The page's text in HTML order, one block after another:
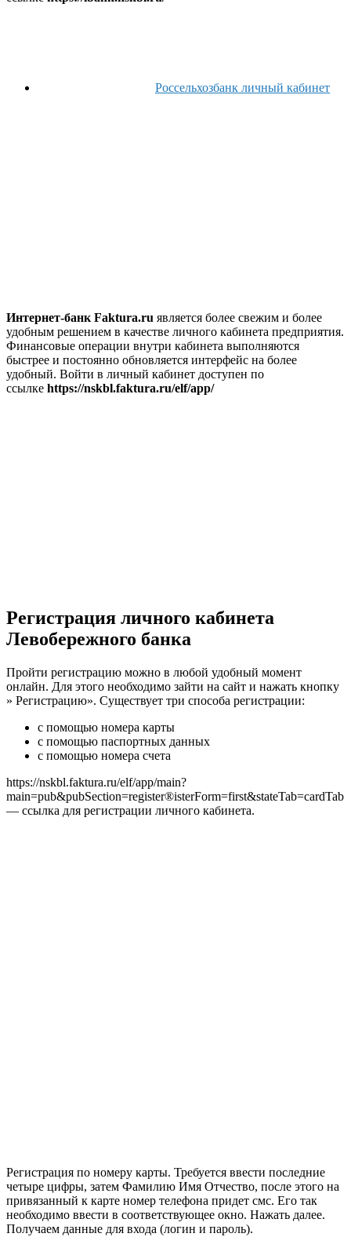
Россельхозбанк личный кабинет
Интернет-банк Faktura.ru является более свежим и более
удобным решением в качестве личного кабинета предприятия.
Финансовые операции внутри кабинета выполняются
быстрее и постоянно обновляется интерфейс на более
удобный. Войти в личный кабинет доступен по
ссылке https://nskbl.faktura.ru/elf/app/
Регистрация личного кабинета
Левобережного банка
Пройти регистрацию можно в любой удобный момент
онлайн. Для этого необходимо зайти на сайт и нажать кнопку
» Регистрацию». Существует три способа регистрации:
с помощью номера карты
с помощью паспортных данных
с помощью номера счета
https://nskbl.faktura.ru/elf/app/main?
main=pub&pubSection=register®isterForm=first&stateTab=cardTab
— ссылка для регистрации личного кабинета.
Регистрация по номеру карты. Требуется ввести последние
четыре цифры, затем Фамилию Имя Отчество, после этого на
привязанный к карте номер телефона придет смс. Его так
необходимо ввести в соответствующее окно. Нажать далее.
Получаем данные для входа (логин и пароль).